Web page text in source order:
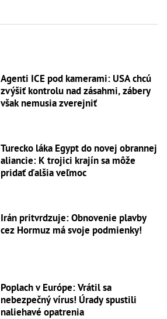
Agenti ICE pod kamerami: USA chcú
zvýšiť kontrolu nad zásahmi, zábery
však nemusia zverejniť
Turecko láka Egypt do novej obrannej
aliancie: K trojici krajín sa môže
pridať ďalšia veľmoc
Irán pritvrdzuje: Obnovenie plavby
cez Hormuz má svoje podmienky!
Poplach v Európe: Vrátil sa
nebezpečný vírus! Úrady spustili
naliehavé opatrenia